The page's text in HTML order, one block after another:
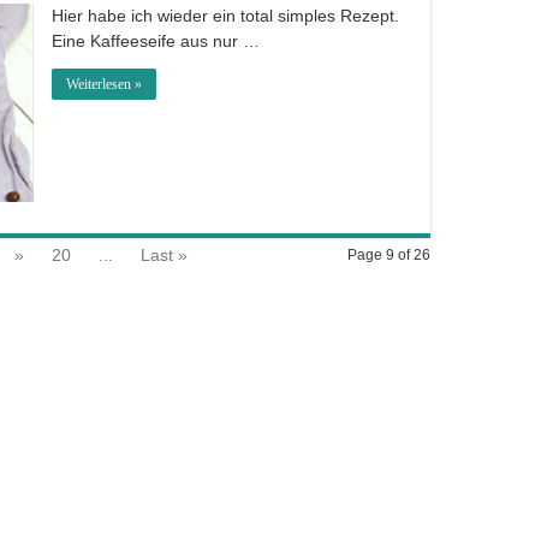
Hier habe ich wieder ein total simples Rezept.
Eine Kaffeeseife aus nur …
Weiterlesen »
Page 9 of 26
» 20 ... Last »